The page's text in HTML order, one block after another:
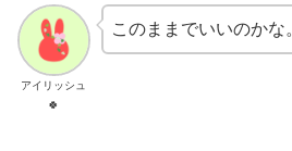
アイリッシュ
🍀
このままでいいのかな